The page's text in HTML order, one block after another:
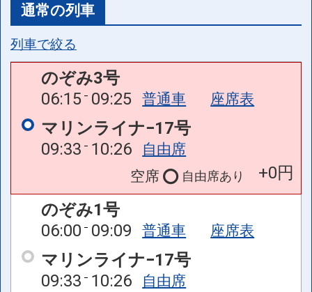
通常の列車
列車で絞る
のぞみ3号
06:15 09:25 普通車 座席表
マリンライナ−17号
09:33 10:26
自由席
空席
自由席あり
+0円
のぞみ1号
06:00 09:09 普通車 座席表
マリンライナ−17号
09:33 10:26
自由席